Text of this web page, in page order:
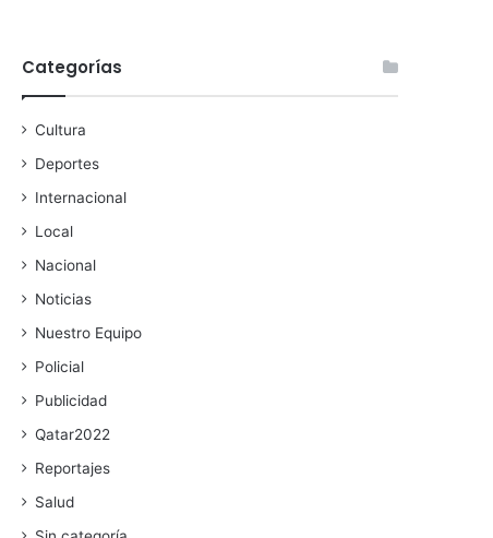
Categorías
Cultura
Deportes
Internacional
Local
Nacional
Noticias
Nuestro Equipo
Policial
Publicidad
Qatar2022
Reportajes
Salud